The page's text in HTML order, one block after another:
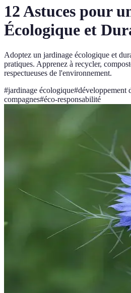
12 Astuces pour
Écologique et
Adoptez un jardinage écologique et
pratiques. Apprenez à recycler,
respectueuses de l'environnement.
#jardinage écologique#développement
compagnes#éco-responsabilité